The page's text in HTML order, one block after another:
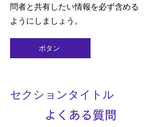
問者と共有したい情報を必ず含める
ようにしましょう。
ボタン
セクションタイトル
よくある質問